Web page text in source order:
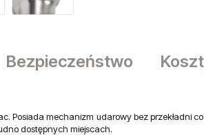
Bezpieczeństwo
Posiada mechanizm udarowy bez przekładni
dostępnych miejscach.